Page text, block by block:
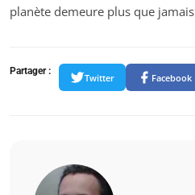
planète demeure plus que jamais
Partager :
Twitter Facebook